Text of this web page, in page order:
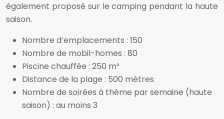
également proposé sur le camping pendant la haute
saison.
Nombre d’emplacements : 150
Nombre de mobil-homes : 80
Piscine chauffée : 250 m²
Distance de la plage : 500 mètres
Nombre de soirées à thème par semaine (haute
saison) : au moins 3